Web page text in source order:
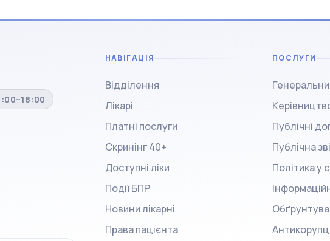
НАВІГАЦІЯ
Відділення
Лікарі
Платні послуги
Скринінг 40+
Доступні ліки
Події БПР
Новини лікарні
Права пацієнта
ПОСЛУГИ
Публічні
Публічна
Політика у